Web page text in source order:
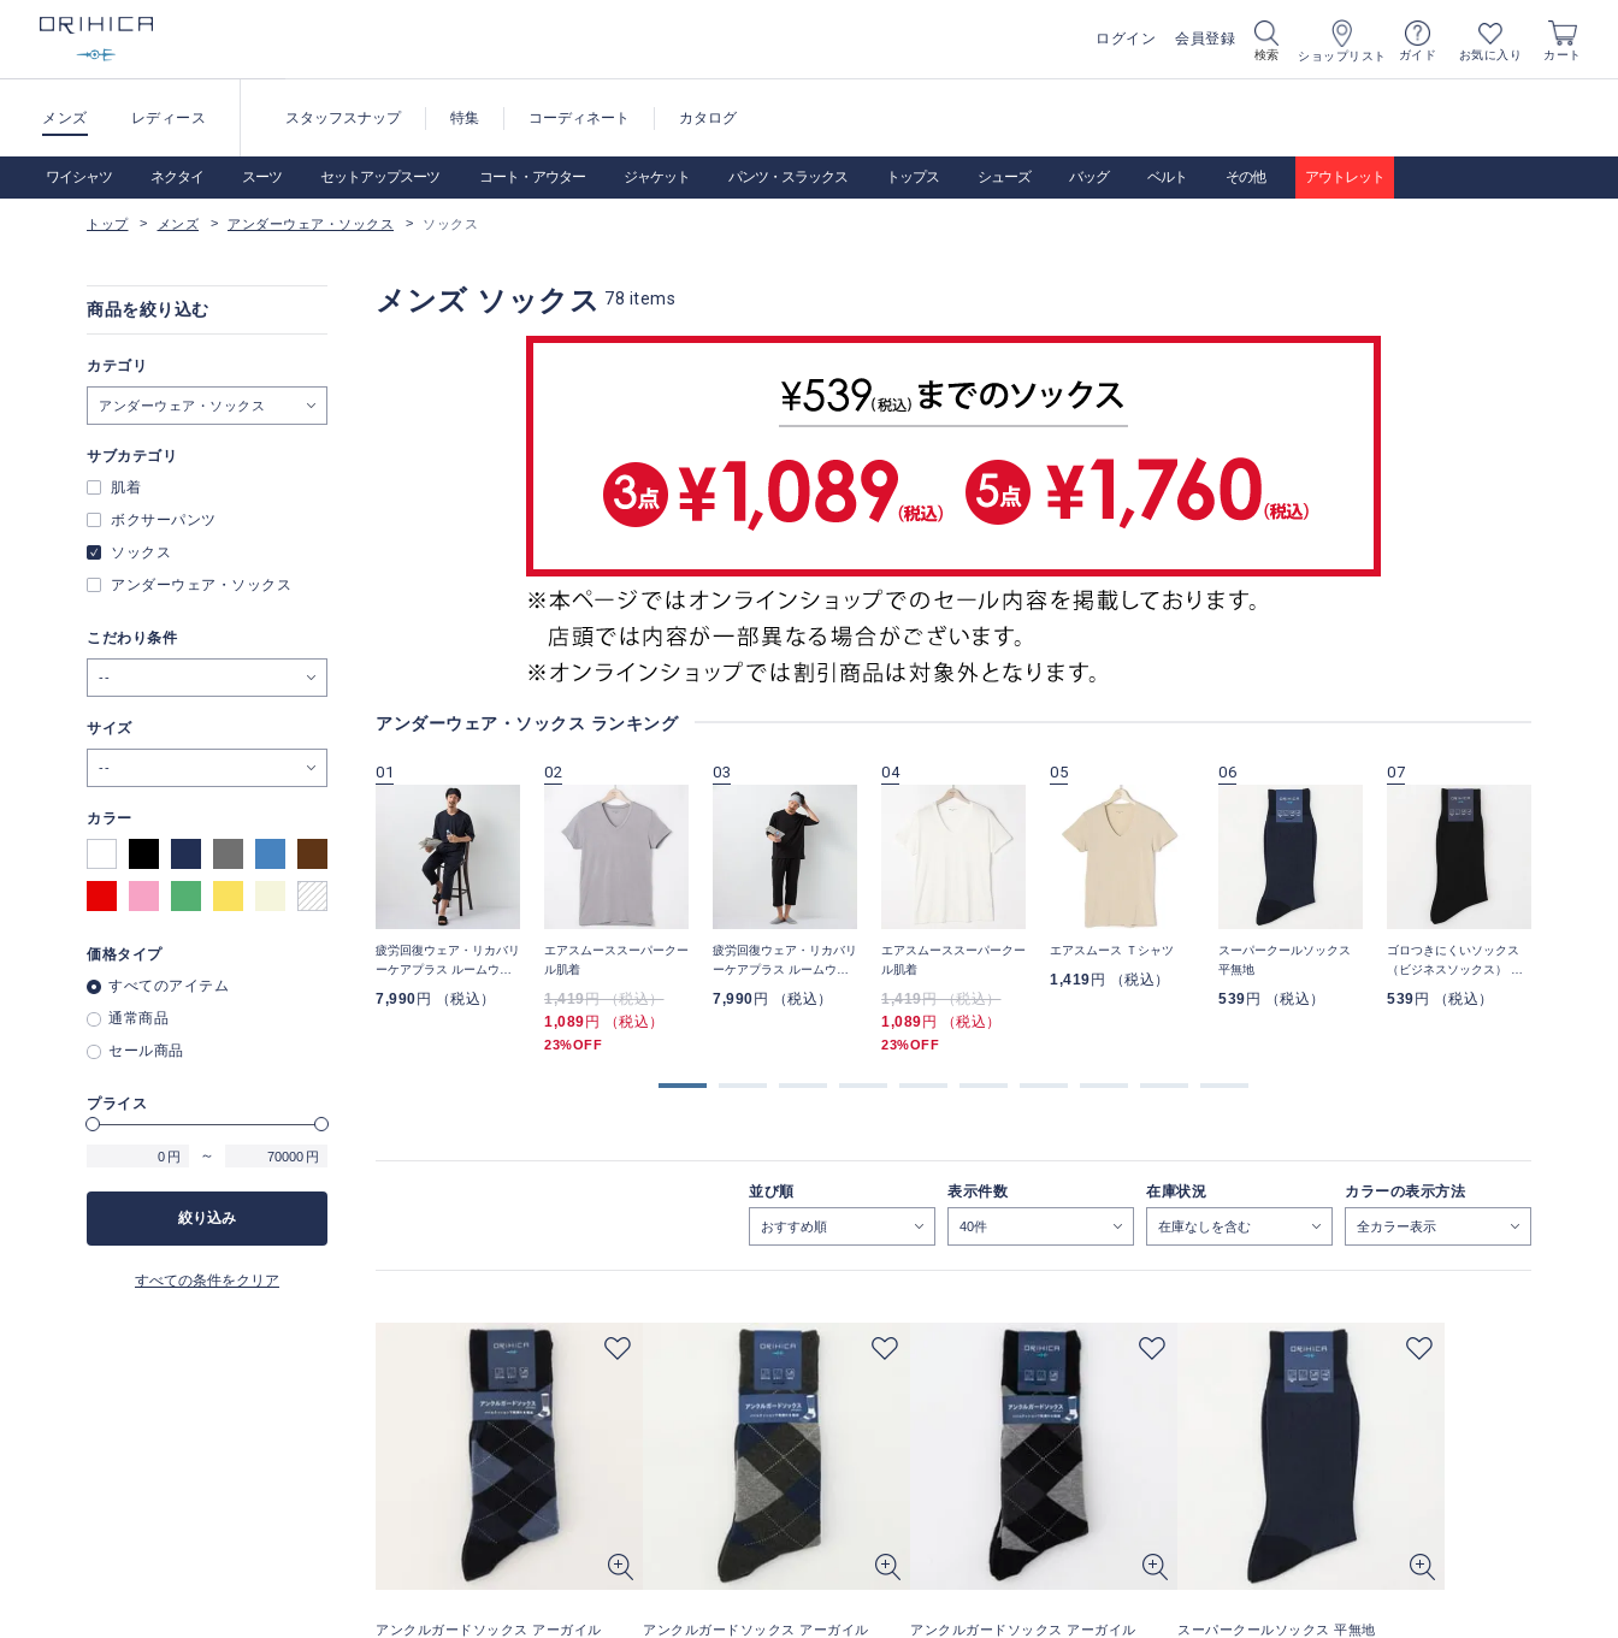
ログイン 会員登録
検索 ショップリスト ガイド お気に入り カート
メンズ レディース スタッフスナップ 特集 コーディネート カタログ
ワイシャツ ネクタイ スーツ セットアップスーツ コート・アウター ジャケット パンツ・スラックス トップス シューズ バッグ ベルト その他 アウトレット
トップ メンズ アンダーウェア・ソックス ソックス
メンズ ソックス 78 items
アンダーウェア・ソックス ランキング
スーパークールソックス
円 （税込）
01
疲労回復ウェア・リカバリ
ーケアプラス ルームウェ
パンツ 上下セット ユニセ
7,990 円 （税込）
02
エアスムーススーパークー
ル肌着
1,419円 （税込）
1,089 円 （税込）
23%OFF
03
疲労回復ウェア・リカバリ
ーケアプラス ルームウェ
パンツ 上下セット ユニセ
7,990 円 （税込）
04
エアスムーススーパークー
ル肌着
1,419円 （税込）
1,089 円 （税込）
23%OFF
05
エアスムース Ｔシャツ
1,419 円 （税込）
06
スーパークールソックス
平無地
539 円 （税込）
07
ゴロつきにくいソックス
（ビジネスソックス） 平
539 円 （税込）
並び順 表示件数 在庫状況 カラーの表示方法
アンクルガードソックス アーガイル アンクルガードソックス アーガイル アンクルガードソックス アーガイル スーパークールソックス 平無地
商品を絞り込む
カテゴリ
アンダーウェア・ソックス
サブカテゴリ
肌着
ボクサーパンツ
ソックス
アンダーウェア・ソックス
こだわり条件
--
サイズ
--
カラー
価格タイプ
すべてのアイテム
通常商品
セール商品
プライス
円 ～ 円
絞り込み
すべての条件をクリア